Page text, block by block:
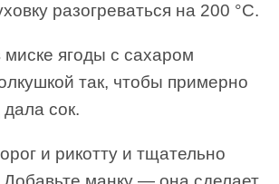
разогреваться на 200 °С.
ягоды с сахаром
так, чтобы примерно
сок.
и рикотту и тщательно